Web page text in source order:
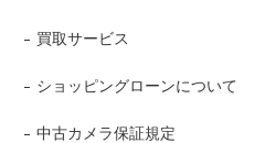
買取サービス
ショッピングローンについて
中古カメラ保証規定